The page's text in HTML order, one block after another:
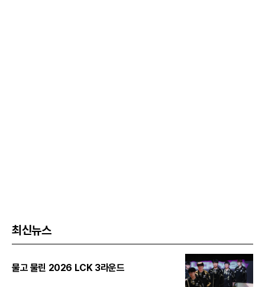
최신뉴스
물고 물린 2026 LCK 3라운드